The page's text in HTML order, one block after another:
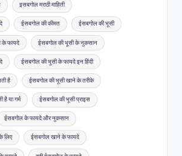
इसबगोल मराठी माहिती
ईसबगोल की कीमत ईसबगोल की भूसी
के फायदे ईसबगोल की भूसी के नुकसान
ईसबगोल की भूसी के फायदे इन हिंदी
है ईसबगोल की भूसी खाने के तरीके
है या गर्म ईसबगोल की भूसी प्राइस
ईसबगोल के फायदे और नुकसान
लिए ईसबगोल खाने के फायदे